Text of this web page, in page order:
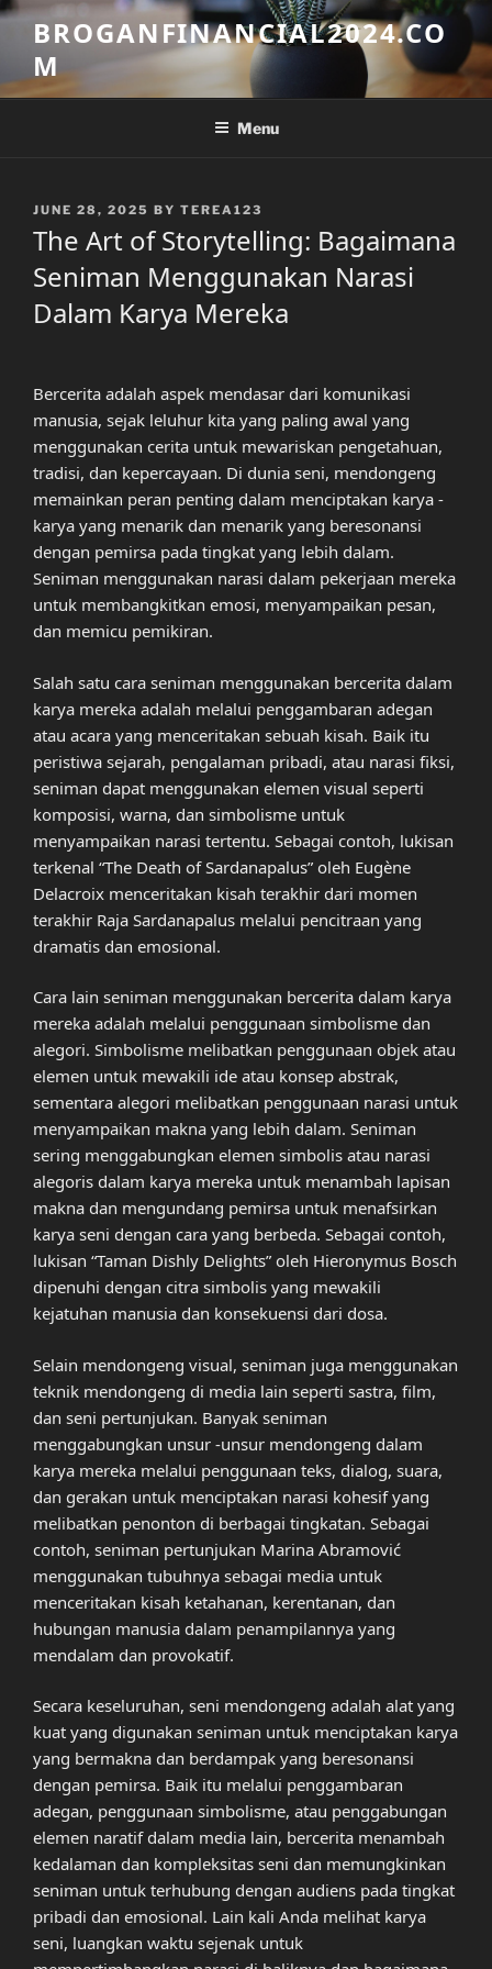
Skip
content
BROGANFINANCIAL2024.CO
M
Menu
POSTED
ON
JUNE 28, 2025 BY TEREA123
The Art of Storytelling: Bagaimana
Seniman Menggunakan Narasi
Dalam Karya Mereka
Bercerita adalah aspek mendasar dari komunikasi
manusia, sejak leluhur kita yang paling awal yang
menggunakan cerita untuk mewariskan pengetahuan,
tradisi, dan kepercayaan. Di dunia seni, mendongeng
memainkan peran penting dalam menciptakan karya -
karya yang menarik dan menarik yang beresonansi
dengan pemirsa pada tingkat yang lebih dalam.
Seniman menggunakan narasi dalam pekerjaan mereka
untuk membangkitkan emosi, menyampaikan pesan,
dan memicu pemikiran.
Salah satu cara seniman menggunakan bercerita dalam
karya mereka adalah melalui penggambaran adegan
atau acara yang menceritakan sebuah kisah. Baik itu
peristiwa sejarah, pengalaman pribadi, atau narasi fiksi,
seniman dapat menggunakan elemen visual seperti
komposisi, warna, dan simbolisme untuk
menyampaikan narasi tertentu. Sebagai contoh, lukisan
terkenal “The Death of Sardanapalus” oleh Eugène
Delacroix menceritakan kisah terakhir dari momen
terakhir Raja Sardanapalus melalui pencitraan yang
dramatis dan emosional.
Cara lain seniman menggunakan bercerita dalam karya
mereka adalah melalui penggunaan simbolisme dan
alegori. Simbolisme melibatkan penggunaan objek atau
elemen untuk mewakili ide atau konsep abstrak,
sementara alegori melibatkan penggunaan narasi untuk
menyampaikan makna yang lebih dalam. Seniman
sering menggabungkan elemen simbolis atau narasi
alegoris dalam karya mereka untuk menambah lapisan
makna dan mengundang pemirsa untuk menafsirkan
karya seni dengan cara yang berbeda. Sebagai contoh,
lukisan “Taman Dishly Delights” oleh Hieronymus Bosch
dipenuhi dengan citra simbolis yang mewakili
kejatuhan manusia dan konsekuensi dari dosa.
Selain mendongeng visual, seniman juga menggunakan
teknik mendongeng di media lain seperti sastra, film,
dan seni pertunjukan. Banyak seniman
menggabungkan unsur -unsur mendongeng dalam
karya mereka melalui penggunaan teks, dialog, suara,
dan gerakan untuk menciptakan narasi kohesif yang
melibatkan penonton di berbagai tingkatan. Sebagai
contoh, seniman pertunjukan Marina Abramović
menggunakan tubuhnya sebagai media untuk
menceritakan kisah ketahanan, kerentanan, dan
hubungan manusia dalam penampilannya yang
mendalam dan provokatif.
Secara keseluruhan, seni mendongeng adalah alat yang
kuat yang digunakan seniman untuk menciptakan karya
yang bermakna dan berdampak yang beresonansi
dengan pemirsa. Baik itu melalui penggambaran
adegan, penggunaan simbolisme, atau penggabungan
elemen naratif dalam media lain, bercerita menambah
kedalaman dan kompleksitas seni dan memungkinkan
seniman untuk terhubung dengan audiens pada tingkat
pribadi dan emosional. Lain kali Anda melihat karya
seni, luangkan waktu sejenak untuk